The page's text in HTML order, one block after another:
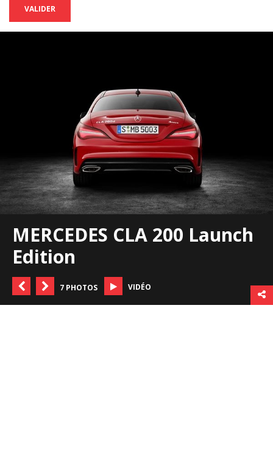
VALIDER
MERCEDES CLA 200 Launch
Edition
7 PHOTOS VIDÉO